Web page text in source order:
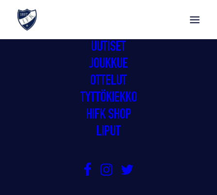
UUTISET
JOUKKUE
OTTELUT
TYTTÖKIEKKO
HIFK SHOP
LIPUT
GIMMAT KOTIVOITTOON